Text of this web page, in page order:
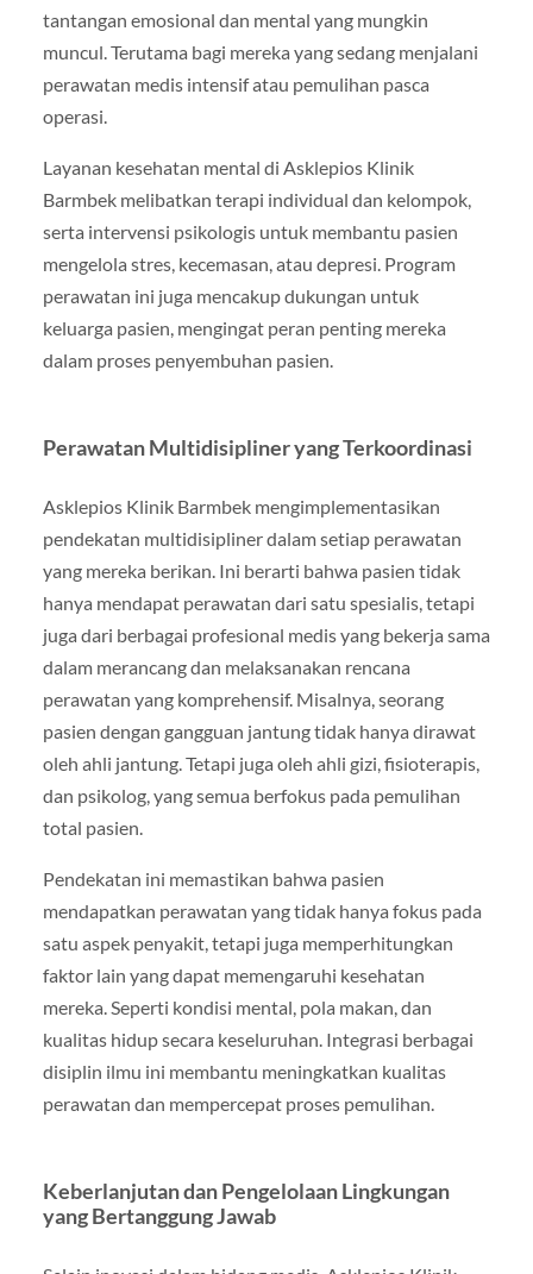
tantangan emosional dan mental yang mungkin
muncul. Terutama bagi mereka yang sedang menjalani
perawatan medis intensif atau pemulihan pasca
operasi.
Layanan kesehatan mental di Asklepios Klinik
Barmbek melibatkan terapi individual dan kelompok,
serta intervensi psikologis untuk membantu pasien
mengelola stres, kecemasan, atau depresi. Program
perawatan ini juga mencakup dukungan untuk
keluarga pasien, mengingat peran penting mereka
dalam proses penyembuhan pasien.
Perawatan Multidisipliner yang Terkoordinasi
Asklepios Klinik Barmbek mengimplementasikan
pendekatan multidisipliner dalam setiap perawatan
yang mereka berikan. Ini berarti bahwa pasien tidak
hanya mendapat perawatan dari satu spesialis, tetapi
juga dari berbagai profesional medis yang bekerja sama
dalam merancang dan melaksanakan rencana
perawatan yang komprehensif. Misalnya, seorang
pasien dengan gangguan jantung tidak hanya dirawat
oleh ahli jantung. Tetapi juga oleh ahli gizi, fisioterapis,
dan psikolog, yang semua berfokus pada pemulihan
total pasien.
Pendekatan ini memastikan bahwa pasien
mendapatkan perawatan yang tidak hanya fokus pada
satu aspek penyakit, tetapi juga memperhitungkan
faktor lain yang dapat memengaruhi kesehatan
mereka. Seperti kondisi mental, pola makan, dan
kualitas hidup secara keseluruhan. Integrasi berbagai
disiplin ilmu ini membantu meningkatkan kualitas
perawatan dan mempercepat proses pemulihan.
Keberlanjutan dan Pengelolaan Lingkungan
yang Bertanggung Jawab